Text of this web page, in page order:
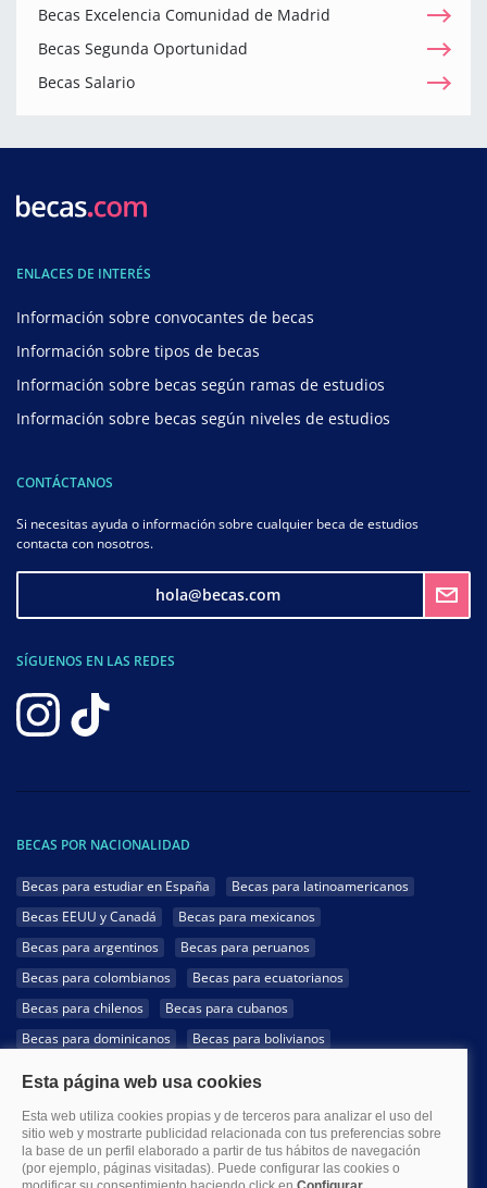
Becas Excelencia Comunidad de Madrid
Becas Segunda Oportunidad
Becas Salario
ENLACES DE INTERÉS
Información sobre convocantes de becas
Información sobre tipos de becas
Información sobre becas según ramas de estudios
Información sobre becas según niveles de estudios
CONTÁCTANOS
Si necesitas ayuda o información sobre cualquier beca de estudios
contacta con nosotros.
hola@becas.com
SÍGUENOS EN LAS REDES
BECAS POR NACIONALIDAD
Becas para estudiar en España
Becas para latinoamericanos
Becas EEUU y Canadá
Becas para mexicanos
Becas para argentinos
Becas para peruanos
Becas para colombianos
Becas para ecuatorianos
Becas para chilenos
Becas para cubanos
Becas para dominicanos
Becas para bolivianos
Becas para hondureños
Becas para paraguayos
Becas para uruguayos
Becas para salvadoreños